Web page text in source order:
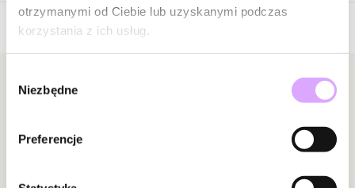
otrzymanymi od Ciebie lub uzyskanymi podczas
korzystania z ich usług.
zgody
Niezbędne
Preferencje
Rozmiar: 22.
Bądź pierwszą osobą, która podzieli się opinią o tym
Powiadomienie
Newsletter